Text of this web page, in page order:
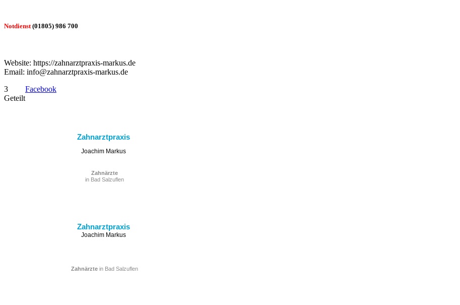
Notdienst (01805) 986 700
Website: https://zahnarztpraxis-markus.de
Email: info@zahnarztpraxis-markus.de
3
Geteilt
Facebook
Zahnarztpraxis
Joachim Markus
Zahnärzte
in Bad Salzuflen
Zahnarztpraxis
Joachim Markus
Zahnärztein Bad Salzuflen